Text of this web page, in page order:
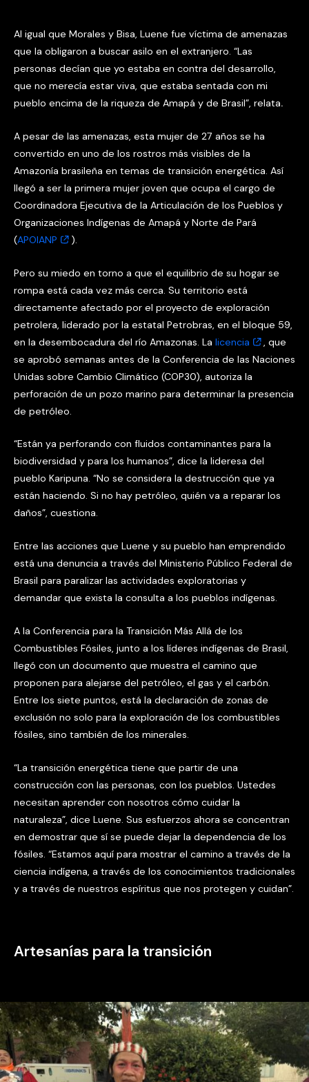
Al igual que Morales y Bisa, Luene fue víctima de amenazas
que la obligaron a buscar asilo en el extranjero. “Las
personas decían que yo estaba en contra del desarrollo,
que no merecía estar viva, que estaba sentada con mi
pueblo encima de la riqueza de Amapá y de Brasil”, relata.
A pesar de las amenazas, esta mujer de 27 años se ha
convertido en uno de los rostros más visibles de la
Amazonía brasileña en temas de transición energética. Así
llegó a ser la primera mujer joven que ocupa el cargo de
Coordinadora Ejecutiva de la Articulación de los Pueblos y
Organizaciones Indígenas de Amapá y Norte de Pará
(APOIANP ).
Pero su miedo en torno a que el equilibrio de su hogar se
rompa está cada vez más cerca. Su territorio está
directamente afectado por el proyecto de exploración
petrolera, liderado por la estatal Petrobras, en el bloque 59,
en la desembocadura del río Amazonas. La licencia
, que
se aprobó semanas antes de la Conferencia de las Naciones
Unidas sobre Cambio Climático (COP30), autoriza la
perforación de un pozo marino para determinar la presencia
de petróleo.
“Están ya perforando con fluidos contaminantes para la
biodiversidad y para los humanos”, dice la lideresa del
pueblo Karipuna. “No se considera la destrucción que ya
están haciendo. Si no hay petróleo, quién va a reparar los
daños”, cuestiona.
Entre las acciones que Luene y su pueblo han emprendido
está una denuncia a través del Ministerio Público Federal de
Brasil para paralizar las actividades exploratorias y
demandar que exista la consulta a los pueblos indígenas.
A la Conferencia para la Transición Más Allá de los
Combustibles Fósiles, junto a los líderes indígenas de Brasil,
llegó con un documento que muestra el camino que
proponen para alejarse del petróleo, el gas y el carbón.
Entre los siete puntos, está la declaración de zonas de
exclusión no solo para la exploración de los combustibles
fósiles, sino también de los minerales.
“La transición energética tiene que partir de una
construcción con las personas, con los pueblos. Ustedes
necesitan aprender con nosotros cómo cuidar la
naturaleza”, dice Luene. Sus esfuerzos ahora se concentran
en demostrar que sí se puede dejar la dependencia de los
fósiles. “Estamos aquí para mostrar el camino a través de la
ciencia indígena, a través de los conocimientos tradicionales
y a través de nuestros espíritus que nos protegen y cuidan”.
Artesanías para la transición